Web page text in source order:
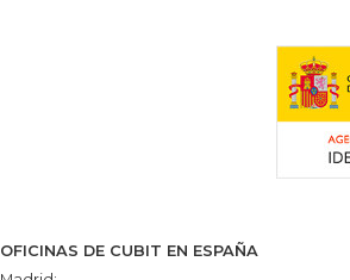
OFICINAS DE CUBIT EN ESPAÑA